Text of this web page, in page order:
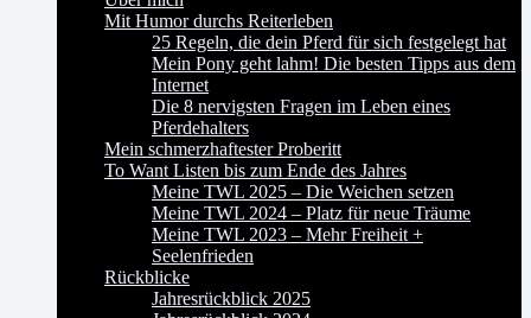
Mit Humor durchs Reiterleben
25 Regeln, die dein Pferd für sich festgelegt hat
Mein Pony geht lahm! Die besten Tipps aus dem
Internet
Die 8 nervigsten Fragen im Leben eines
Pferdehalters
Mein schmerzhaftester Proberitt
To Want Listen bis zum Ende des Jahres
Meine TWL 2025 – Die Weichen setzen
Meine TWL 2024 – Platz für neue Träume
Meine TWL 2023 – Mehr Freiheit +
Seelenfrieden
Rückblicke
Jahresrückblick 2025